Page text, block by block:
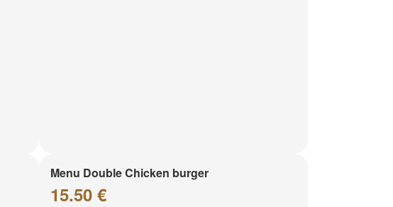
Menu Double Chicken burger
15.50 €